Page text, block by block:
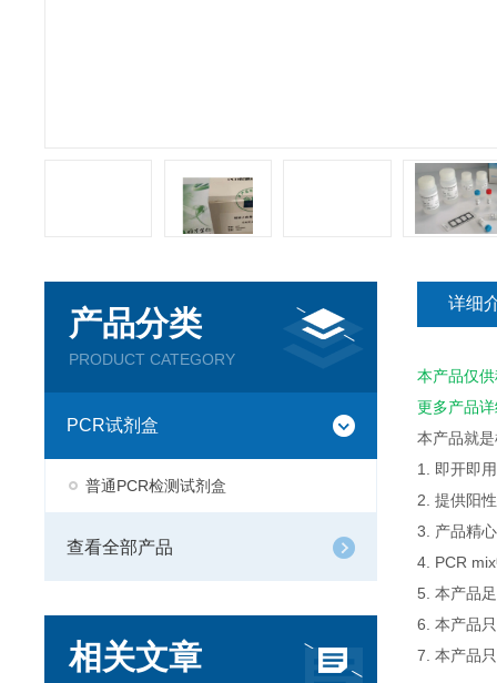
产品分类
PRODUCT CATEGORY
PCR试剂盒
普通PCR检测试剂盒
查看全部产品
相关文章
详细
本产品仅
更多产品
本产品就
1. 即开即
2. 提供阳
3. 产品精
4. PCR
5. 本产品
6. 本产品
7. 本产品